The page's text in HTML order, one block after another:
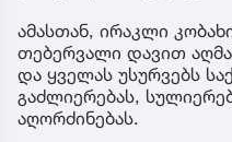
ამასთან, ირაკლი
თებერვალი დავით
და ყველას უსურვებს
გაძლიერებას,
აღორძინებას.